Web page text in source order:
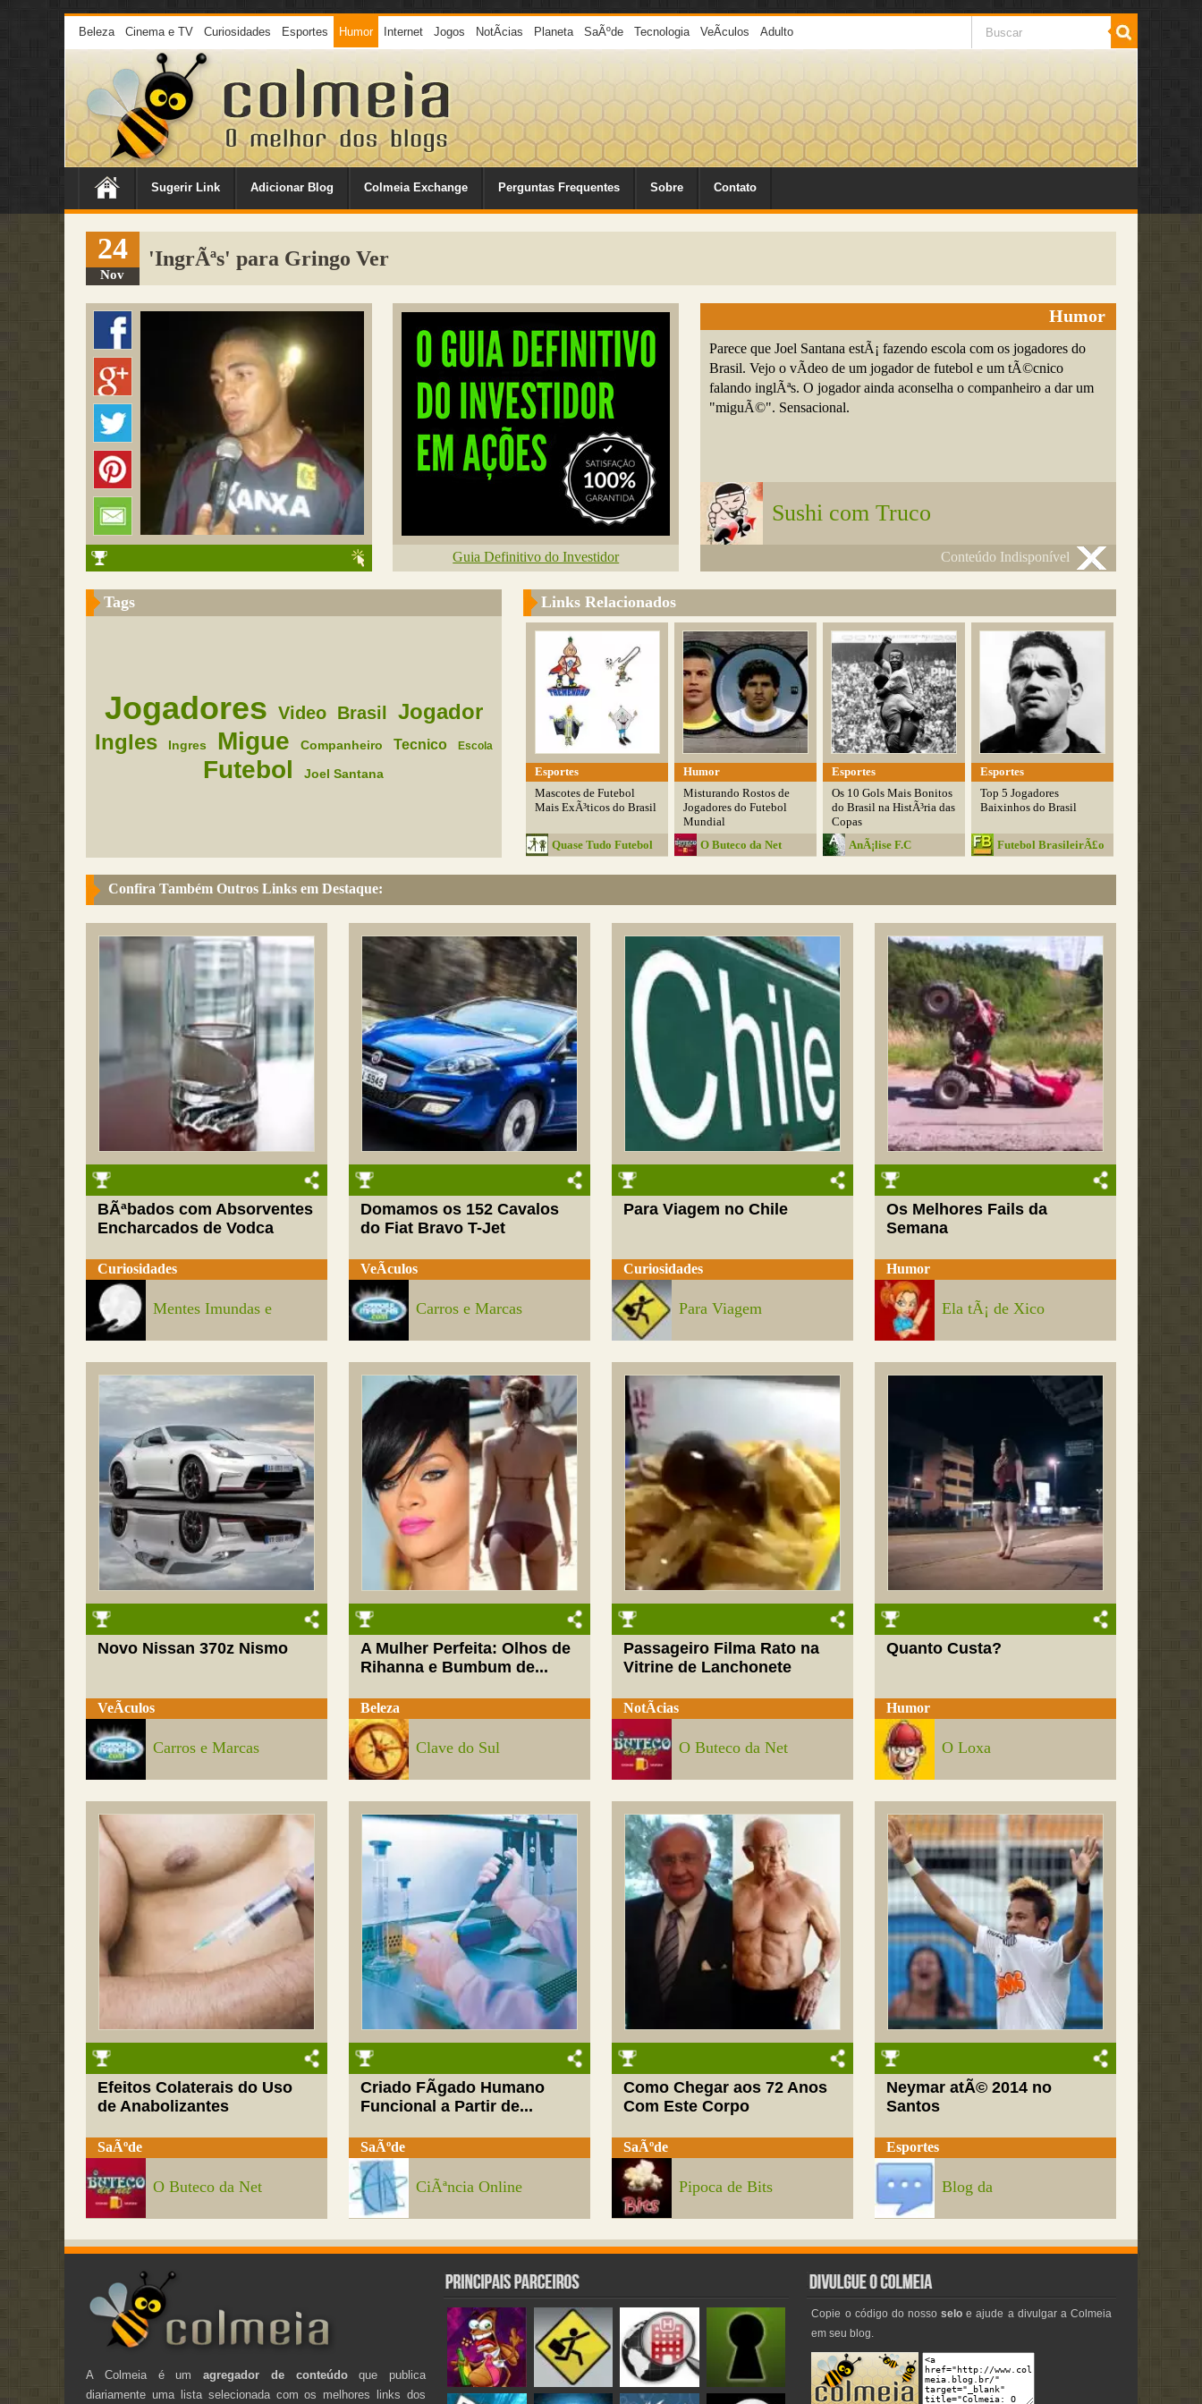
Beleza Cinema e TV Curiosidades Esportes Humor Internet Jogos NotÃ­cias Planeta SaÃºde Tecnologia VeÃ­culos Adulto
Sugerir Link Adicionar Blog Colmeia Exchange Perguntas Frequentes Sobre Contato
24
Nov
'IngrÃªs' para Gringo Ver
Guia Definitivo do Investidor
Humor
Parece que Joel Santana estÃ¡ fazendo escola com os jogadores do
Brasil. Vejo o vÃ­deo de um jogador de futebol e um tÃ©cnico
falando inglÃªs. O jogador ainda aconselha o companheiro a dar um
"miguÃ©". Sensacional.
Sushi com Truco
Conteúdo Indisponível
Tags
Jogadores Video Brasil
Jogador
Ingles
Ingres Migue Companheiro Tecnico Escola
Futebol Joel Santana
Links Relacionados
Esportes
Mascotes de Futebol
Mais ExÃ³ticos do Brasil
Quase Tudo Futebol
Humor
Misturando Rostos de
Jogadores do Futebol
Mundial
O Buteco da Net
Esportes
Os 10 Gols Mais Bonitos
do Brasil na HistÃ³ria das
Copas
AnÃ¡lise F.C
Esportes
Top 5 Jogadores
Baixinhos do Brasil
Futebol BrasileirÃ£o
Confira Também Outros Links em Destaque:
BÃªbados com Absorventes
Encharcados de Vodca
Curiosidades
Mentes Imundas e
Domamos os 152 Cavalos
do Fiat Bravo T-Jet
VeÃ­culos
Carros e Marcas
Para Viagem no Chile
Curiosidades
Para Viagem
Os Melhores Fails da
Semana
Humor
Ela tÃ¡ de Xico
Novo Nissan 370z Nismo
VeÃ­culos
Carros e Marcas
A Mulher Perfeita: Olhos de
Rihanna e Bumbum de...
Beleza
Clave do Sul
Passageiro Filma Rato na
Vitrine de Lanchonete
NotÃ­cias
O Buteco da Net
Quanto Custa?
Humor
O Loxa
Efeitos Colaterais do Uso
de Anabolizantes
SaÃºde
O Buteco da Net
Criado FÃ­gado Humano
Funcional a Partir de...
SaÃºde
CiÃªncia Online
Como Chegar aos 72 Anos
Com Este Corpo
SaÃºde
Pipoca de Bits
Neymar atÃ© 2014 no
Santos
Esportes
Blog da
A Colmeia é umagregador de conteúdoque publica
diariamente uma lista selecionada com os melhores links dos
Copie o código do nossoselo e ajude a divulgar a Colmeia
em seu blog.